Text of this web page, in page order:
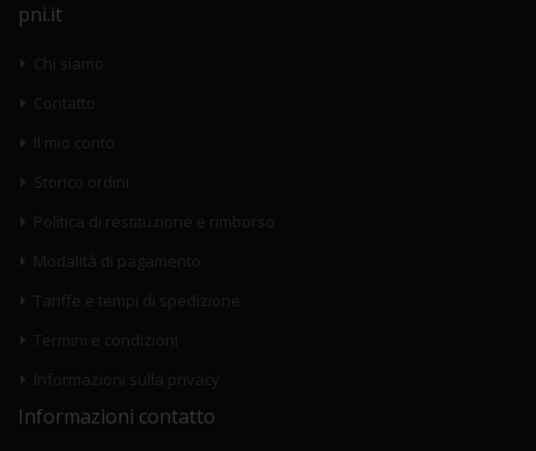
pni.it
Chi siamo
Contatto
Il mio conto
Storico ordini
Politica di restituzione e rimborso
Modalità di pagamento
Tariffe e tempi di spedizione
Termini e condizioni
Informazioni sulla privacy
Informazioni contatto